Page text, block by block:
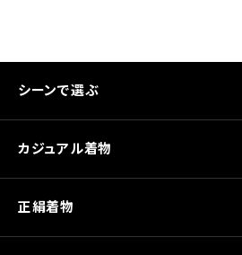
シーンで選ぶ
カジュアル着物
正絹着物